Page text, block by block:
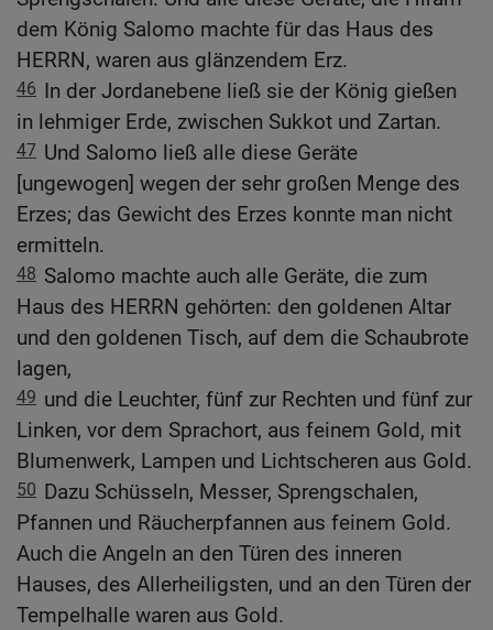
dem König Salomo machte für das Haus des
HERRN, waren aus glänzendem Erz.
46 In der Jordanebene ließ sie der König gießen
in lehmiger Erde, zwischen Sukkot und Zartan.
47 Und Salomo ließ alle diese Geräte
[ungewogen] wegen der sehr großen Menge des
Erzes; das Gewicht des Erzes konnte man nicht
ermitteln.
48 Salomo machte auch alle Geräte, die zum
Haus des HERRN gehörten: den goldenen Altar
und den goldenen Tisch, auf dem die Schaubrote
lagen,
49 und die Leuchter, fünf zur Rechten und fünf zur
Linken, vor dem Sprachort, aus feinem Gold, mit
Blumenwerk, Lampen und Lichtscheren aus Gold.
50 Dazu Schüsseln, Messer, Sprengschalen,
Pfannen und Räucherpfannen aus feinem Gold.
Auch die Angeln an den Türen des inneren
Hauses, des Allerheiligsten, und an den Türen der
Tempelhalle waren aus Gold.